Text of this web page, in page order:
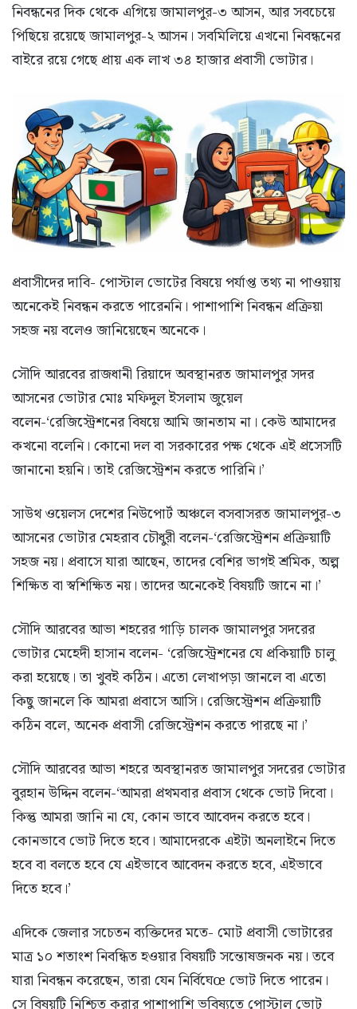
নিবন্ধনের দিক থেকে এগিয়ে জামালপুর-৩ আসন, আর সবচেয়ে
পিছিয়ে রয়েছে জামালপুর-২ আসন। সবমিলিয়ে এখনো নিবন্ধনের
বাইরে রয়ে গেছে প্রায় এক লাখ ৩৪ হাজার প্রবাসী ভোটার।
প্রবাসীদের দাবি- পোস্টাল ভোটের বিষয়ে পর্যাপ্ত তথ্য না পাওয়ায়
অনেকেই নিবন্ধন করতে পারেননি। পাশাপাশি নিবন্ধন প্রক্রিয়া
সহজ নয় বলেও জানিয়েছেন অনেকে।
সৌদি আরবের রাজধানী রিয়াদে অবস্থানরত জামালপুর সদর
আসনের ভোটার মোঃ মফিদুল ইসলাম জুয়েল
বলেন-‘রেজিস্ট্রেশনের বিষয়ে আমি জানতাম না। কেউ আমাদের
কখনো বলেনি। কোনো দল বা সরকারের পক্ষ থেকে এই প্রসেসটি
জানানো হয়নি। তাই রেজিস্ট্রেশন করতে পারিনি।’
সাউথ ওয়েলস দেশের নিউপোর্ট অঞ্চলে বসবাসরত জামালপুর-৩
আসনের ভোটার মেহরাব চৌধুরী বলেন-‘রেজিস্ট্রেশন প্রক্রিয়াটি
সহজ নয়। প্রবাসে যারা আছেন, তাদের বেশির ভাগই শ্রমিক, অল্প
শিক্ষিত বা স্বশিক্ষিত নয়। তাদের অনেকেই বিষয়টি জানে না।’
সৌদি আরবের আভা শহরের গাড়ি চালক জামালপুর সদরের
ভোটার মেহেদী হাসান বলেন- ‘রেজিস্ট্রেশনের যে প্রকিয়াটি চালু
করা হয়েছে। তা খুবই কঠিন। এতো লেখাপড়া জানলে বা এতো
কিছু জানলে কি আমরা প্রবাসে আসি। রেজিস্ট্রেশন প্রক্রিয়াটি
কঠিন বলে, অনেক প্রবাসী রেজিস্ট্রেশন করতে পারছে না।’
সৌদি আরবের আভা শহরে অবস্থানরত জামালপুর সদরের ভোটার
বুরহান উদ্দিন বলেন-‘আমরা প্রথমবার প্রবাস থেকে ভোট দিবো।
কিন্তু আমরা জানি না যে, কোন ভাবে আবেদন করতে হবে।
কোনভাবে ভোট দিতে হবে। আমাদেরকে এইটা অনলাইনে দিতে
হবে বা বলতে হবে যে এইভাবে আবেদন করতে হবে, এইভাবে
দিতে হবে।’
এদিকে জেলার সচেতন ব্যক্তিদের মতে- মোট প্রবাসী ভোটারের
মাত্র ১০ শতাংশ নিবন্ধিত হওয়ার বিষয়টি সন্তোষজনক নয়। তবে
যারা নিবন্ধন করেছেন, তারা যেন নির্বিঘেœ ভোট দিতে পারেন।